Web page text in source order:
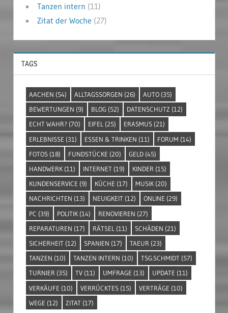
Tanzen intern (11)
Zitat der Woche (27)
TAGS
AACHEN (54) ALLTAGSSORGEN (26) AUTO (35)
BEWERTUNGEN (9) BLOG (52) DATENSCHUTZ (12)
ECHT WAHR? (70) EIFEL (25) ERASMUS (21)
ERLEBNISSE (31) ESSEN & TRINKEN (11) FORUM (14)
FOTOS (18) FUNDSTÜCKE (20) GELD (45)
HANDWERK (11) INTERNET (19) KINDER (15)
KUNDENSERVICE (9) KÜCHE (17) MUSIK (20)
NACHRICHTEN (13) NEUIGKEIT (12) ONLINE (29)
PC (39) POLITIK (14) RENOVIEREN (27)
REPARATUREN (17) RÄTSEL (11) SCHÄDEN (21)
SICHERHEIT (12) SPANIEN (17) TAEUR (23)
TANZEN (10) TANZEN INTERN (10) TSG.SCHMIDT (57)
TURNIER (35) TV (11) UMFRAGE (13) UPDATE (11)
VERKÄUFE (10) VERRÜCKTES (15) VERTRÄGE (10)
WEGE (12) ZITAT (17)